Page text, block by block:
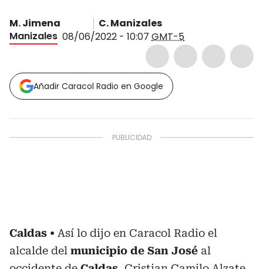
M. Jimena
C. Manizales
Manizales 08/06/2022 - 10:07 GMT-5
Añadir Caracol Radio en Google
Caldas
Así lo dijo en Caracol Radio el
alcalde del municipio de San José al